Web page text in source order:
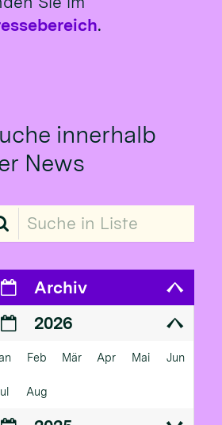
.
innerhalb
News
in Liste
Archiv
2026
Feb Mär Apr Mai Jun
Aug